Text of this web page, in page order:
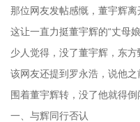
那位网友发帖感慨，董宇辉
这让一直力挺董宇辉的“丈母
少人觉得，没了董宇辉，东方
该网友还提到罗永浩，说他
围着董宇辉转，没了他就得倒
一、与辉同行否认